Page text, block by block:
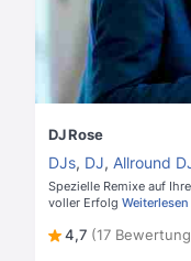
DJ Rose
DJs, DJ, Allround
Spezielle Remixe auf
voller Erfolg Weiterlesen
4,7 (17